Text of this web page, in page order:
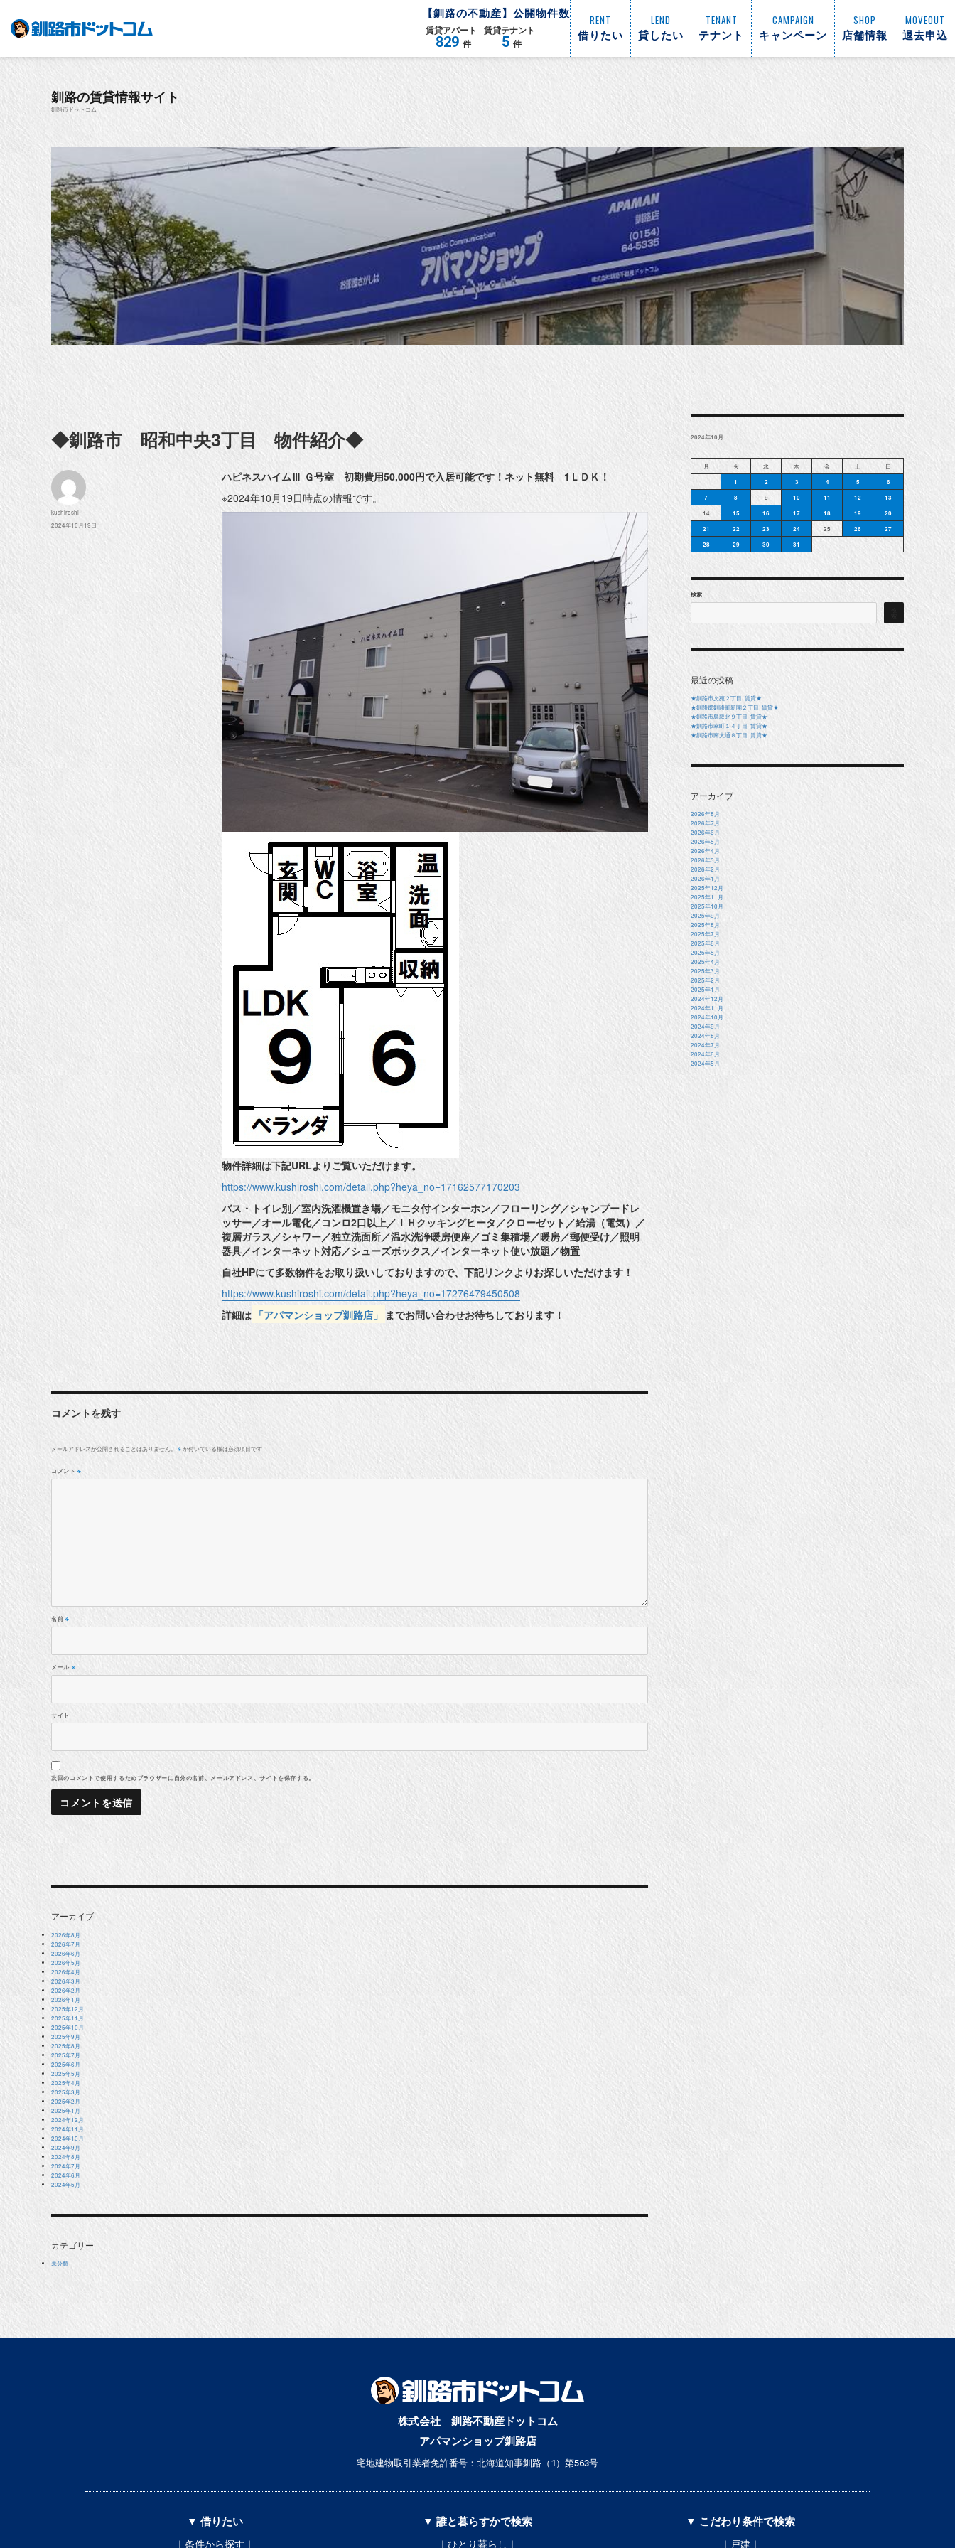
【釧路の不動産】公開物件数
賃貸アパート
829 件
賃貸テナント
5 件
RENT
借りたい
LEND
貸したい
TENANT
テナント
CAMPAIGN
キャンペーン
SHOP
店舗情報
MOVEOUT
退去申込
釧路の賃貸情報サイト
釧路市ドットコム
◆釧路市 昭和中央3丁目 物件紹介◆
ハピネスハイムⅢ Ｇ号室 初期費用50,000円で入居可能です！ネット無料 1ＬＤＫ！
※2024年10月19日時点の情報です。
物件詳細は下記URLよりご覧いただけます。
https://www.kushiroshi.com/detail.php?heya_no=17162577170203
バス・トイレ別／室内洗濯機置き場／モニタ付インターホン／フローリング／シャンプードレ
ッサー／オール電化／コンロ2口以上／ＩＨクッキングヒータ／クローゼット／給湯（電気）／
複層ガラス／シャワー／独立洗面所／温水洗浄暖房便座／ゴミ集積場／暖房／郵便受け／照明
器具／インターネット対応／シューズボックス／インターネット使い放題／物置
自社HPにて多数物件をお取り扱いしておりますので、下記リンクよりお探しいただけます！
https://www.kushiroshi.com/detail.php?heya_no=17276479450508
詳細は 「アパマンショップ釧路店」 までお問い合わせお待ちしております！
投
者
kushiroshi
投
2024年10月19日
コメントを残す
メールアドレスが公開されることはありません。 ※ が付いている欄は必須項目です
コメント※
名前 ※
メール ※
サイト
次回のコメントで使用するためブラウザーに自分の名前、メールアドレス、サイトを保存する。
アーカイブ
2026年8月
2026年7月
2026年6月
2026年5月
2026年4月
2026年3月
2026年2月
2026年1月
2025年12月
2025年11月
2025年10月
2025年9月
2025年8月
2025年7月
2025年6月
2025年5月
2025年4月
2025年3月
2025年2月
2025年1月
2024年12月
2024年11月
2024年10月
2024年9月
2024年8月
2024年7月
2024年6月
2024年5月
カテゴリー
未分類
2024年10月
月 火 水 木 金 土
日
1
2 3 4 5
6
7
8 9 10 11 12
13
14
15 16 17 18 19
20
21
22 23 24 25 26
27
28
29 30 31
検索
最近の投稿
★釧路市文苑２丁目 賃貸★
★釧路郡釧路町新開２丁目 賃貸★
★釧路市鳥取北９丁目 賃貸★
★釧路市幸町１４丁目 賃貸★
★釧路市南大通８丁目 賃貸★
アーカイブ
2026年8月
2026年7月
2026年6月
2026年5月
2026年4月
2026年3月
2026年2月
2026年1月
2025年12月
2025年11月
2025年10月
2025年9月
2025年8月
2025年7月
2025年6月
2025年5月
2025年4月
2025年3月
2025年2月
2025年1月
2024年12月
2024年11月
2024年10月
2024年9月
2024年8月
2024年7月
2024年6月
2024年5月
株式会社 釧路不動産ドットコム
アパマンショップ釧路店
宅地建物取引業者免許番号：北海道知事釧路（1）第563号
▼ 借りたい
｜条件から探す｜
▼ 誰と暮らすかで検索
｜ひとり暮らし｜
▼ こだわり条件で検索
｜戸建｜